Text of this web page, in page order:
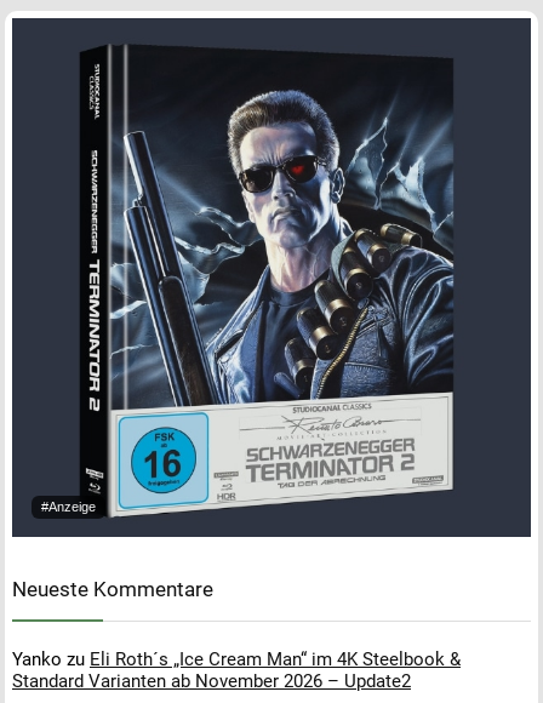
#Anzeige
Neueste Kommentare
Yanko zu Eli Roth´s „Ice Cream Man“ im 4K Steelbook &
Standard Varianten ab November 2026 – Update2